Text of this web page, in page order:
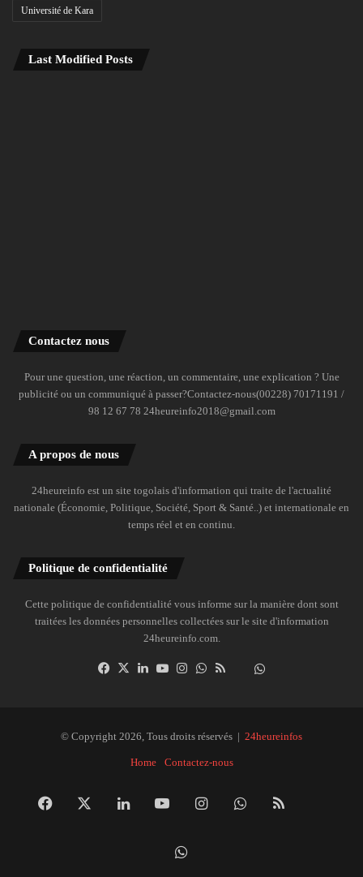
Université de Kara
Last Modified Posts
Contactez nous
Pour une question, une réaction, un commentaire, une explication ? Une
publicité ou un communiqué à passer?Contactez-nous(00228) 70171191 /
98 12 67 78 24heureinfo2018@gmail.com
A propos de nous
24heureinfo est un site togolais d'information qui traite de l'actualité
nationale (Économie, Politique, Société, Sport & Santé..) et internationale en
temps réel et en continu.
Politique de confidentialité
Cette politique de confidentialité vous informe sur la manière dont sont
traitées les données personnelles collectées sur le site d'information
24heureinfo.com.
Facebook
X LinkedinYouTubeInstagramWhatsAppDailymotion
© Copyright 2026, Tous droits réservés | 24heureinfos
Home Contactez-nous
Facebook LinkedinYouTubeInstagramWhatsApp
RSS